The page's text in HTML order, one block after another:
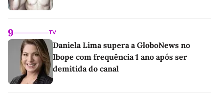
9 TV
Daniela Lima supera a GloboNews no
Ibope com frequência 1 ano após ser
demitida do canal